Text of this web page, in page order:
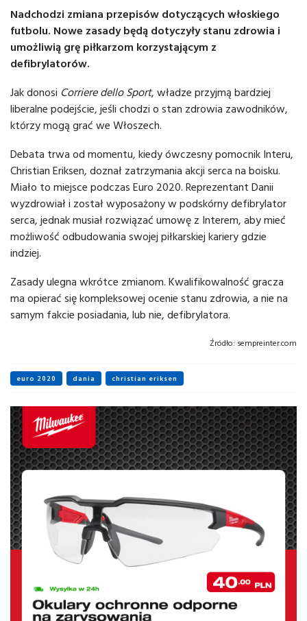
Nadchodzi zmiana przepisów dotyczących włoskiego
futbolu. Nowe zasady będą dotyczyły stanu zdrowia i
umożliwią grę piłkarzom korzystającym z
defibrylatorów.
Jak donosi Corriere dello Sport, władze przyjmą bardziej
liberalne podejście, jeśli chodzi o stan zdrowia zawodników,
którzy mogą grać we Włoszech.
Debata trwa od momentu, kiedy ówczesny pomocnik Interu,
Christian Eriksen, doznał zatrzymania akcji serca na boisku.
Miało to miejsce podczas Euro 2020. Reprezentant Danii
wyzdrowiał i został wyposażony w podskórny defibrylator
serca, jednak musiał rozwiązać umowę z Interem, aby mieć
możliwość odbudowania swojej piłkarskiej kariery gdzie
indziej.
Zasady ulegna wkrótce zmianom. Kwalifikowalność gracza
ma opierać się kompleksowej ocenie stanu zdrowia, a nie na
samym fakcie posiadania, lub nie, defibrylatora.
Źródło: sempreinter.com
euro 2020 dania christian eriksen